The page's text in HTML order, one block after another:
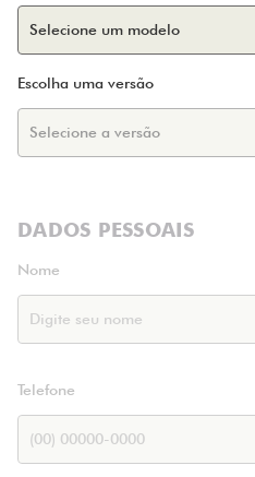
Escolha uma versão
DADOS PESSOAIS
Nome
Telefone